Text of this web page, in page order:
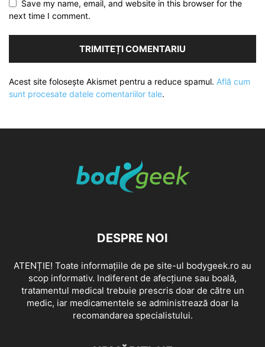
Save my name, email, and website in this browser for the
next time I comment.
Acest site folosește Akismet pentru a reduce spamul. Află cum
sunt procesate datele comentariilor tale.
DESPRE NOI
ATENȚIE! Toate informațiile de pe site-ul bodygeek.ro au
scop informativ. Indiferent de afecțiune sau boală,
tratamentul medical trebuie prescris doar de către un
medic, iar medicamentele se administrează doar la
recomandarea specialistului.